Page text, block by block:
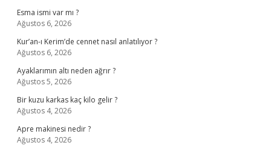
Esma ismi var mı ?
Ağustos 6, 2026
Kur’an-ı Kerim’de cennet nasıl anlatılıyor ?
Ağustos 6, 2026
Ayaklarımın altı neden ağrır ?
Ağustos 5, 2026
Bir kuzu karkas kaç kilo gelir ?
Ağustos 4, 2026
Apre makinesi nedir ?
Ağustos 4, 2026